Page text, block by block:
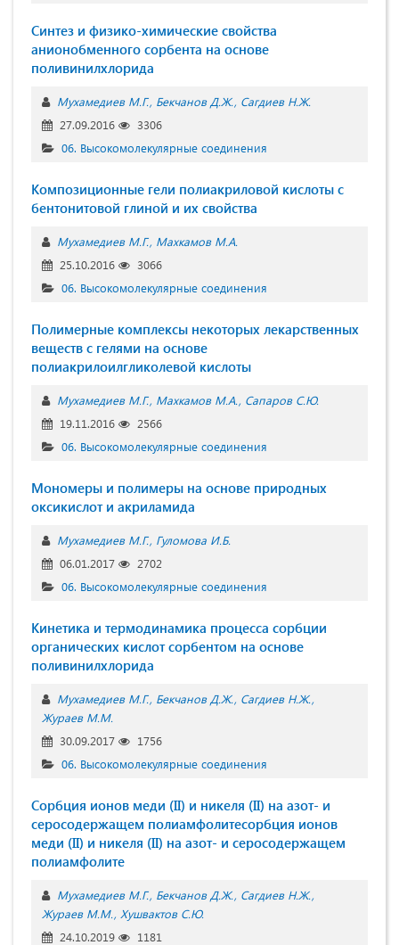
Синтез и физико-химические свойства
анионобменного сорбента на основе
поливинилхлорида
Мухамедиев М.Г. Бекчанов Д.Ж. Сагдиев Н.Ж.
27.09.2016
3306
06. Высокомолекулярные соединения
Композиционные гели полиакриловой кислоты с
бентонитовой глиной и их свойства
Мухамедиев М.Г. Махкамов М.А.
25.10.2016
3066
06. Высокомолекулярные соединения
Полимерные комплексы некоторых лекарственных
веществ с гелями на основе
полиакрилоилгликолевой кислоты
Мухамедиев М.Г. Махкамов М.А. Сапаров С.Ю.
19.11.2016
2566
06. Высокомолекулярные соединения
Мономеры и полимеры на основе природных
оксикислот и акриламида
Мухамедиев М.Г. Гуломова И.Б.
06.01.2017
2702
06. Высокомолекулярные соединения
Кинетика и термодинамика процесса сорбции
органических кислот сорбентом на основе
поливинилхлорида
Мухамедиев М.Г. Бекчанов Д.Ж. Сагдиев Н.Ж.
Жураев М.М.
30.09.2017
1756
06. Высокомолекулярные соединения
Сорбция ионов меди (II) и никеля (II) на азот- и
серосодержащем полиамфолитесорбция ионов
меди (II) и никеля (II) на азот- и серосодержащем
полиамфолите
Мухамедиев М.Г. Бекчанов Д.Ж. Сагдиев Н.Ж.
Жураев М.М. Хушвактов С.Ю.
24.10.2019
1181